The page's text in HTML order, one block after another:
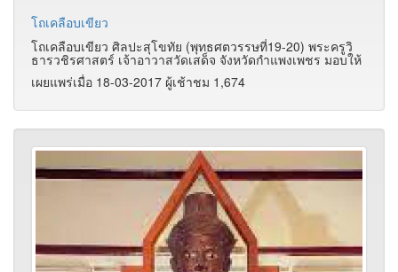
โถเคลือบเขียว
โถเคลือบเขียว ศิลปะสุโขทัย (พุทธศตวรรษที่19-20) พระครูวิ
ธารวชิรศาสตร์ เจ้าอาวาสวัดเสด็จ จังหวัดกำแพงเพชร มอบให้
เผยแพร่เมื่อ 18-03-2017 ผู้เช้าชม 1,674